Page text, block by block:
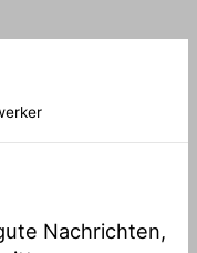
Nachrichten,